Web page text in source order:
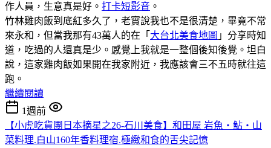
作人員，生意真是好。 打卡短影音 。
竹林雞肉飯到底紅多久了，老實說我也不是很清楚，畢竟不常
來永和，但當我那有43萬人的在「 大台北美食地圖 」分享時知
道，吃過的人還真是少。感覺上我就是一整個後知後覺。坦白
說，這家雞肉飯如果開在我家附近，我應該會三不五時就往這
跑。
繼續閱讀
1週前
【小虎吃貨團日本摘星之26-石川美食】和田屋 岩魚・鮎・山
菜料理.白山160年香料理宿.極緻和食的舌尖記憶